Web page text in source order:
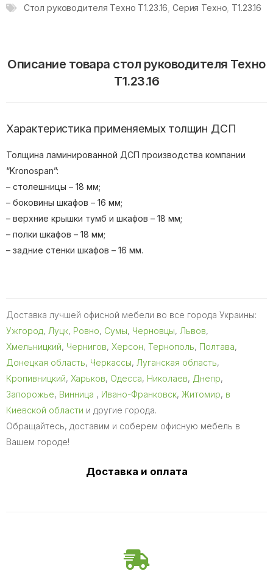
Стол руководителя Техно T1.23.16 ,Серия Техно T1.23.16
Описание товара стол руководителя Техно
T1.23.16
Характеристика применяемых толщин ДСП
Толщина ламинированной ДСП производства компании
“Kronospan”:
– столешницы – 18 мм;
– боковины шкафов – 16 мм;
– верхние крышки тумб и шкафов – 18 мм;
– полки шкафов – 18 мм;
– задние стенки шкафов – 16 мм.
Доставка лучшей офисной мебели во все города Украины:
Ужгород, Луцк, Ровно, Сумы, Черновцы, Львов,
Хмельницкий, Чернигов, Херсон, Тернополь, Полтава,
Донецкая область, Черкассы, Луганская область,
Кропивницкий, Харьков, Одесса, Николаев, Днепр,
Запорожье, Винница , Ивано-Франковск, Житомир, в
Киевской области и другие города.
Обращайтесь, доставим и соберем офисную мебель в
Вашем городе!
Доставка и оплата